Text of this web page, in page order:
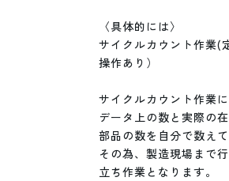
〈具体的には〉
サイクルカウント作業(
操作あり）
サイクルカウント作業
データ上の数と実際の
部品の数を自分で数え
その為、製造現場まで
立ち作業となります。